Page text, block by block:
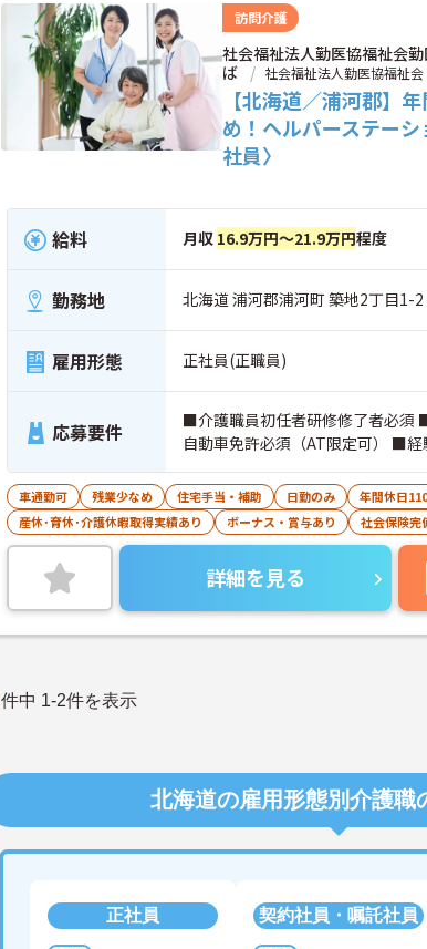
訪問介護
社会福祉法人勤医協福祉会
ば
社会福祉法人勤医協福祉会
【北海道／浦河郡】
め！ヘルパーステー
社員〉
給料 月収 16.9万円～21.9万円程度
勤務地 北海道 浦河郡浦河町 築地2丁目1-2
雇用形態 正社員(正職員)
応募要件
■介護職員初任者研修修了者必須
自動車免許必須（AT限定可） ■経
車通勤可 残業少なめ 住宅手当・補助 日勤のみ 年間休日
産休･育休･介護休暇取得実績あり
ボーナス・賞与あり 社会保険完
詳細を見る
件中 1-2件を表示
北海道の雇用形態別介護職
正社員 契約社員・嘱託社員